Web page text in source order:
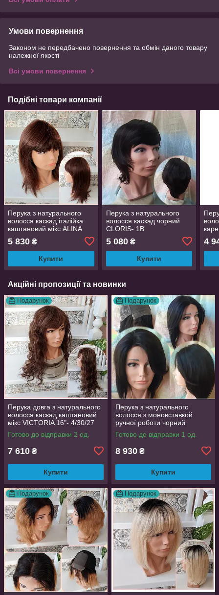
Умови повернення
Законом не передбачено повернення та обмін даного товару
належної якості
Всі умови повернення
Подібні товари компанії
Перука з натурального
волосся каскад італійка
каштановий мікс ALINA
5 830 ₴
Купити
Перука з натурального
волосся каскад чорний
CLORIS- 1B
5 080₴
Купити
4
Акційні пропозиції та новинки
Подарунок
Перука довга з натурального
волосся каскад каштановий
мікс VICTORIA 16"- 4/30/27
Готово до відправки 2 од.
7 610 ₴
Купити
Подарунок
Перука з натурального
волосся з моновставкой
ручної роботи чорний
MARTA-1В
Готово до відправки 1 од.
8 930 ₴
Купити
Подарунок Подарунок